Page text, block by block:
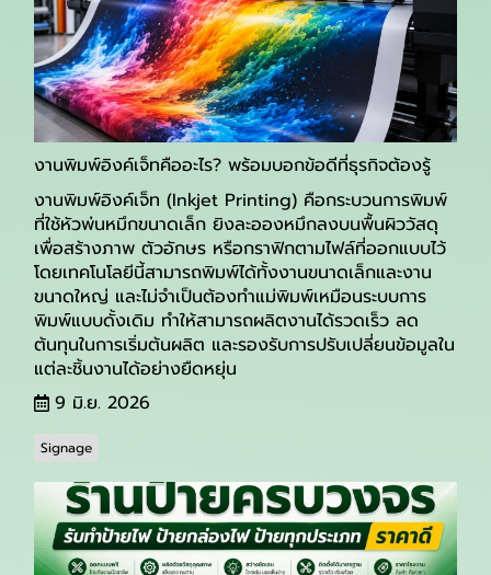
งานพิมพ์อิงค์เจ็ทคืออะไร? พร้อมบอกข้อดีที่ธุรกิจต้องรู้
งานพิมพ์อิงค์เจ็ท (Inkjet Printing) คือกระบวนการพิมพ์
ที่ใช้หัวพ่นหมึกขนาดเล็ก ยิงละอองหมึกลงบนพื้นผิววัสดุ
เพื่อสร้างภาพ ตัวอักษร หรือกราฟิกตามไฟล์ที่ออกแบบไว้
โดยเทคโนโลยีนี้สามารถพิมพ์ได้ทั้งงานขนาดเล็กและงาน
ขนาดใหญ่ และไม่จำเป็นต้องทำแม่พิมพ์เหมือนระบบการ
พิมพ์แบบดั้งเดิม ทำให้สามารถผลิตงานได้รวดเร็ว ลด
ต้นทุนในการเริ่มต้นผลิต และรองรับการปรับเปลี่ยนข้อมูลใน
แต่ละชิ้นงานได้อย่างยืดหยุ่น
9 มิ.ย. 2026
Signage